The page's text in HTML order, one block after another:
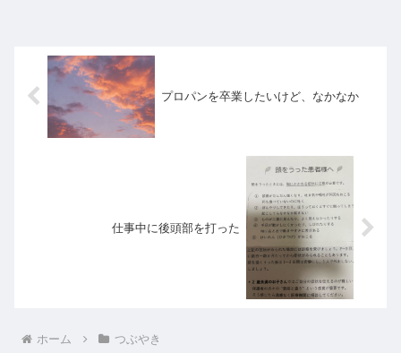
プロパンを卒業したいけど、なかなか
仕事中に後頭部を打った
ホーム つぶやき